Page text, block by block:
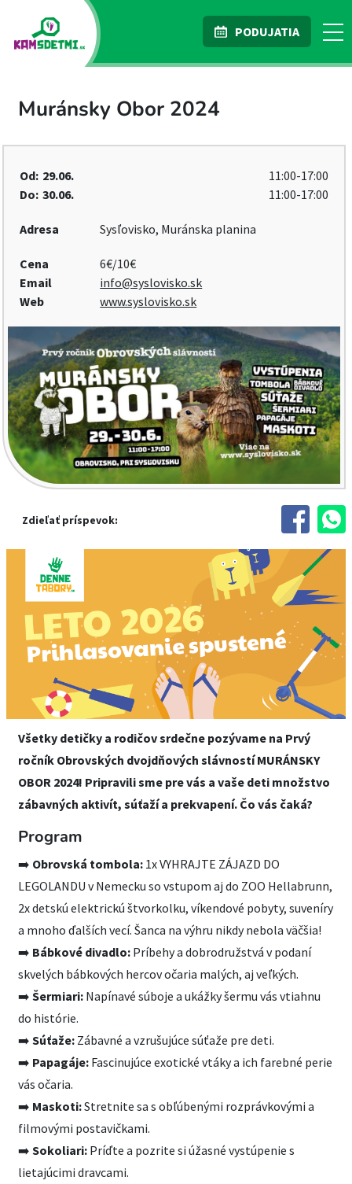
PODUJATIA
Muránsky Obor 2024
Od: 29.06.
11:00-17:00
Do: 30.06. 11:00-17:00
Adresa Sysľovisko, Muránska planina
Cena
6€/10€
Email
info@syslovisko.sk
Web
www.syslovisko.sk
Zdieľať príspevok:
Všetky detičky a rodičov srdečne pozývame na Prvý
ročník Obrovských dvojdňových slávností MURÁNSKY
OBOR 2024! Pripravili sme pre vás a vaše deti množstvo
zábavných aktivít, súťaží a prekvapení. Čo vás čaká?
Program
➡️ Obrovská tombola: 1x VYHRAJTE ZÁJAZD DO
LEGOLANDU v Nemecku so vstupom aj do ZOO Hellabrunn,
2x detskú elektrickú štvorkolku, víkendové pobyty, suveníry
a mnoho ďalších vecí. Šanca na výhru nikdy nebola väčšia!
➡️ Bábkové divadlo: Príbehy a dobrodružstvá v podaní
skvelých bábkových hercov očaria malých, aj veľkých.
➡️ Šermiari: Napínavé súboje a ukážky šermu vás vtiahnu
do histórie.
➡️ Súťaže: Zábavné a vzrušujúce súťaže pre deti.
➡️ Papagáje: Fascinujúce exotické vtáky a ich farebné perie
vás očaria.
➡️ Maskoti:Stretnite sa s obľúbenými rozprávkovými a
filmovými postavičkami.
➡️ Sokoliari: Príďte a pozrite si úžasné vystúpenie s
lietajúcimi dravcami.